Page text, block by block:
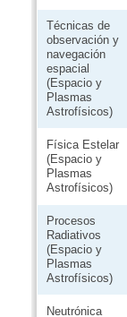
Técnicas de
observación y
navegación
espacial
(Espacio y
Plasmas
Astrofísicos)
Física Estelar
(Espacio y
Plasmas
Astrofísicos)
Procesos
Radiativos
(Espacio y
Plasmas
Astrofísicos)
Neutrónica